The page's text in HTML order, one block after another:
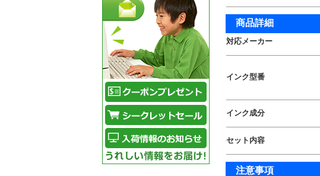
商品詳細
対応メーカー
インク型番
インク成分
セット内容
注意事項